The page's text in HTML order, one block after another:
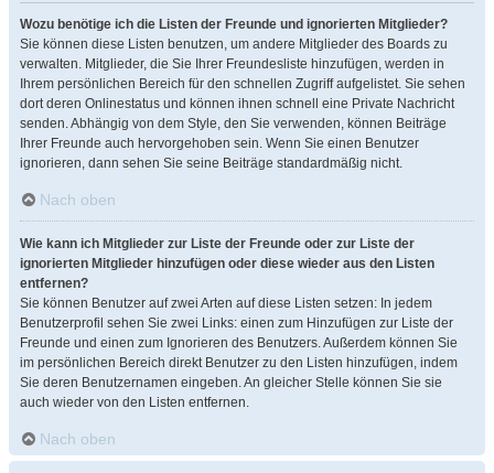
Wozu benötige ich die Listen der Freunde und ignorierten Mitglieder?
Sie können diese Listen benutzen, um andere Mitglieder des Boards zu
verwalten. Mitglieder, die Sie Ihrer Freundesliste hinzufügen, werden in
Ihrem persönlichen Bereich für den schnellen Zugriff aufgelistet. Sie sehen
dort deren Onlinestatus und können ihnen schnell eine Private Nachricht
senden. Abhängig von dem Style, den Sie verwenden, können Beiträge
Ihrer Freunde auch hervorgehoben sein. Wenn Sie einen Benutzer
ignorieren, dann sehen Sie seine Beiträge standardmäßig nicht.
Nach oben
Wie kann ich Mitglieder zur Liste der Freunde oder zur Liste der
ignorierten Mitglieder hinzufügen oder diese wieder aus den Listen
entfernen?
Sie können Benutzer auf zwei Arten auf diese Listen setzen: In jedem
Benutzerprofil sehen Sie zwei Links: einen zum Hinzufügen zur Liste der
Freunde und einen zum Ignorieren des Benutzers. Außerdem können Sie
im persönlichen Bereich direkt Benutzer zu den Listen hinzufügen, indem
Sie deren Benutzernamen eingeben. An gleicher Stelle können Sie sie
auch wieder von den Listen entfernen.
Nach oben